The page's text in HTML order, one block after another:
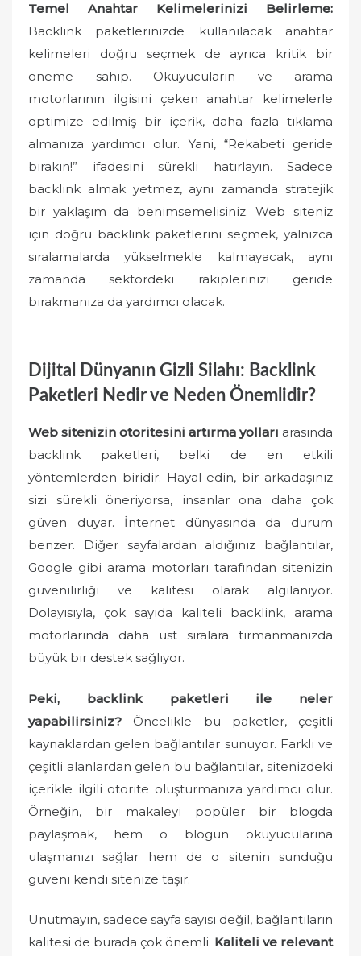
Temel Anahtar Kelimelerinizi Belirleme:
Backlink paketlerinizde kullanılacak anahtar
kelimeleri doğru seçmek de ayrıca kritik bir
öneme sahip. Okuyucuların ve arama
motorlarının ilgisini çeken anahtar kelimelerle
optimize edilmiş bir içerik, daha fazla tıklama
almanıza yardımcı olur. Yani, “Rekabeti geride
bırakın!” ifadesini sürekli hatırlayın. Sadece
backlink almak yetmez, aynı zamanda stratejik
bir yaklaşım da benimsemelisiniz. Web siteniz
için doğru backlink paketlerini seçmek, yalnızca
sıralamalarda yükselmekle kalmayacak, aynı
zamanda sektördeki rakiplerinizi geride
bırakmanıza da yardımcı olacak.
Dijital Dünyanın Gizli Silahı: Backlink
Paketleri Nedir ve Neden Önemlidir?
Web sitenizin otoritesini artırma yolları arasında
backlink paketleri, belki de en etkili
yöntemlerden biridir. Hayal edin, bir arkadaşınız
sizi sürekli öneriyorsa, insanlar ona daha çok
güven duyar. İnternet dünyasında da durum
benzer. Diğer sayfalardan aldığınız bağlantılar,
Google gibi arama motorları tarafından sitenizin
güvenilirliği ve kalitesi olarak algılanıyor.
Dolayısıyla, çok sayıda kaliteli backlink, arama
motorlarında daha üst sıralara tırmanmanızda
büyük bir destek sağlıyor.
Peki, backlink paketleri ile neler
yapabilirsiniz? Öncelikle bu paketler, çeşitli
kaynaklardan gelen bağlantılar sunuyor. Farklı ve
çeşitli alanlardan gelen bu bağlantılar, sitenizdeki
içerikle ilgili otorite oluşturmanıza yardımcı olur.
Örneğin, bir makaleyi popüler bir blogda
paylaşmak, hem o blogun okuyucularına
ulaşmanızı sağlar hem de o sitenin sunduğu
güveni kendi sitenize taşır.
Unutmayın, sadece sayfa sayısı değil, bağlantıların
kalitesi de burada çok önemli. Kaliteli ve relevant